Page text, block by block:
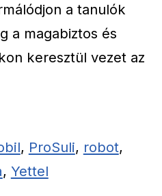
a tanulók
a magabiztos és
keresztül vezet az
, ProSuli, robot,
, Yettel